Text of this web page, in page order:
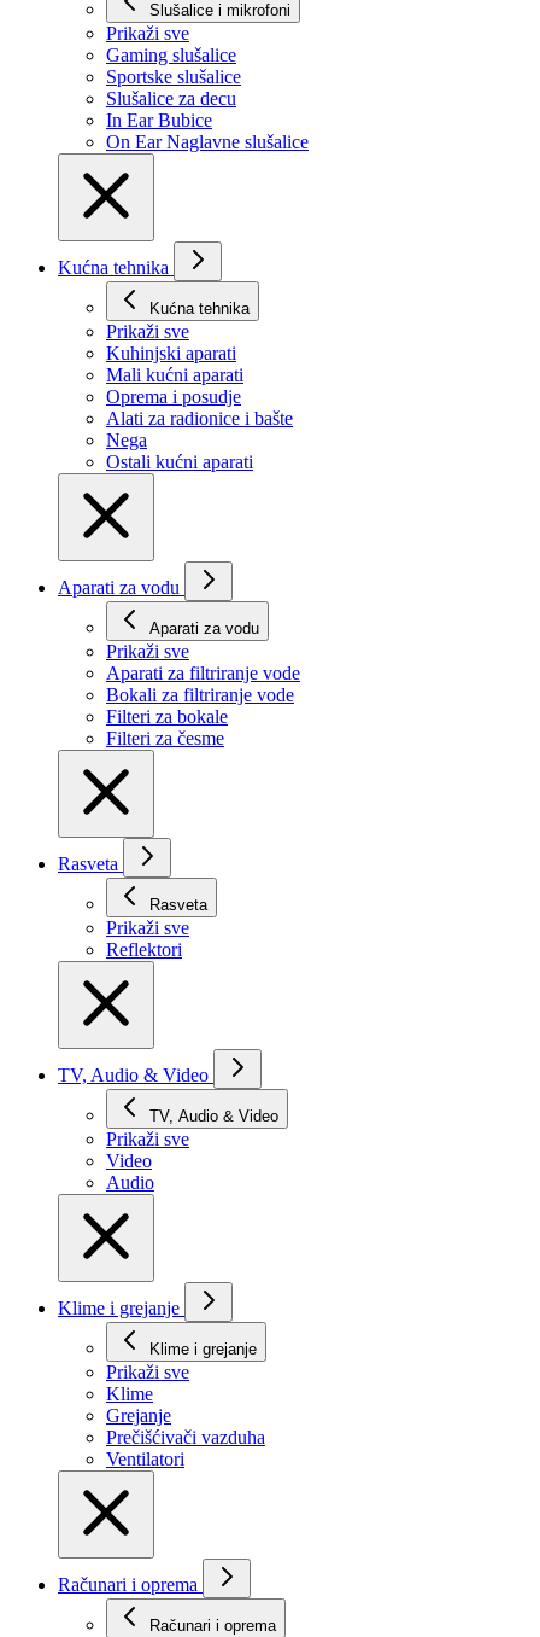
Slušalice i mikrofoni
Prikaži svе
Gaming slušalice
Sportske slušalice
Slušalice za decu
In Ear Bubice
On Ear Naglavne slušalice
Kućna tehnika
Kućna tehnika
Prikaži svе
Kuhinjski aparati
Mali kućni aparati
Oprema i posudje
Alati za radionice i bašte
Nega
Ostali kućni aparati
Aparati za vodu
Aparati za vodu
Prikaži svе
Aparati za filtriranje vode
Bokali za filtriranje vode
Filteri za bokale
Filteri za česme
Rasveta
Rasveta
Prikaži svе
Reflektori
TV, Audio & Video
TV, Audio & Video
Prikaži svе
Video
Audio
Klime i grejanje
Klime i grejanje
Prikaži svе
Klime
Grejanje
Prečišćivači vazduha
Ventilatori
Računari i oprema
Računari i oprema